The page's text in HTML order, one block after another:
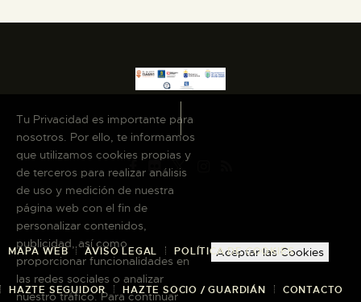
MAPA WEB AVISO LEGAL POLÍTICA DE COOKIES
HAZTE SEGUIDOR HAZTE SOCIO / GUARDIÁN CONTACTO
Tu Privacidad es importante para
nosotros. Por ello, te informamos
que utilizamos cookies propias y
de terceros para realizar análisis
de uso y medición de nuestra
página web con el fin de
personalizar contenidos,
publicidad, así como
proporcionar funcionalidades en
las redes sociales o analizar
nuestro tráfico. Para continuar
Aceptar las Cookies